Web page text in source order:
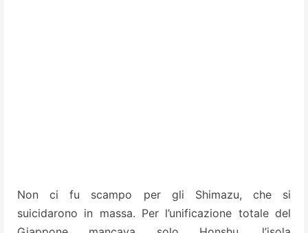
Non ci fu scampo per gli Shimazu, che si
suicidarono in massa. Per l’unificazione totale del